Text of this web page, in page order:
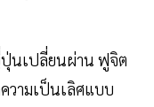
นเปลี่ยนผ่าน ฟูจิต
วามเป็นเลิศแบบ